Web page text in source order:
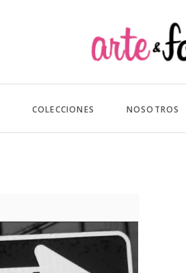
COLECCIONES NOSOTROS